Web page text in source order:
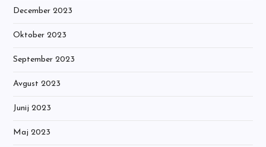
December 2023
Oktober 2023
September 2023
Avgust 2023
Junij 2023
Maj 2023